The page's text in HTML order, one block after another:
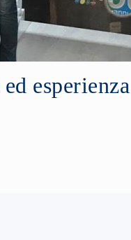
esperienza